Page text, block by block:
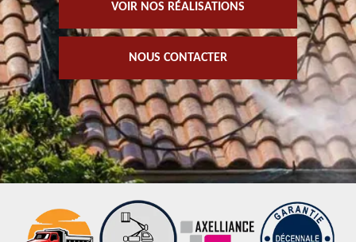
VOIR NOS RÉALISATIONS
NOUS CONTACTER